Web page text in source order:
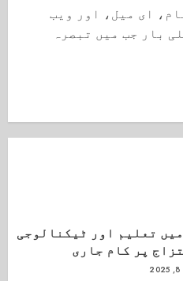
ای میل، اور ویب
بار جب میں تبصرہ
تعلیم اور ٹیکنالوجی
پر کام جاری